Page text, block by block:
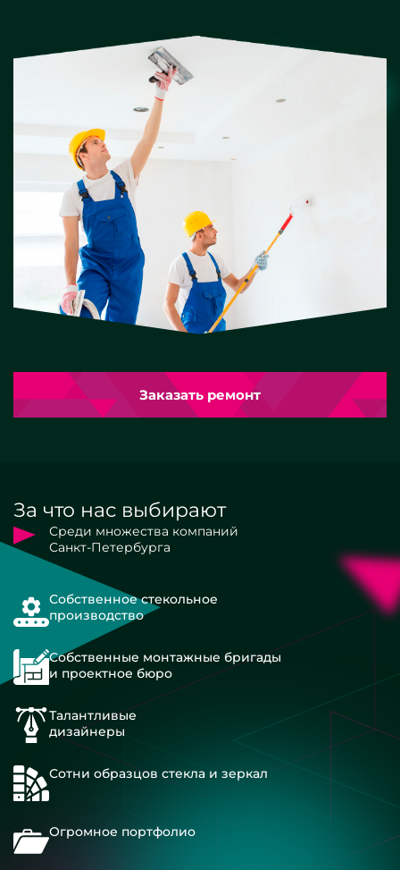
Заказать ремонт
За что нас выбирают
Среди множества компаний
Санкт-Петербурга
Собственное стекольное
производство
Собственные монтажные бригады
и проектное бюро
Талантливые
дизайнеры
Сотни образцов стекла и зеркал
Огромное портфолио